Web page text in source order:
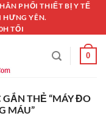
PHỐI THIẾT BỊ Y TẾ
YÊN.
TỐI
0
THẺ “MÁY ĐO
MÁU”